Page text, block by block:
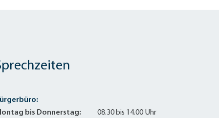
bis Donnerstag:
08.30 bis 14.00 Uhr